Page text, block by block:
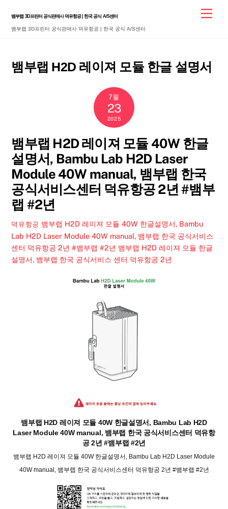
content
뱀부랩 3D프린터 공식판매사 덕유항공 | 한국 공식 A/S센터
뱀부랩 3D프린터 공식판매사 덕유항공 | 한국 공식 A/S센터
뱀부랩 H2D 레이져 모듈 한글 설명서
7월
23
2025
뱀부랩 H2D 레이져 모듈 40W 한글
설명서, Bambu Lab H2D Laser
Module 40W manual, 뱀부랩 한국
공식서비스센터 덕유항공 2년 #뱀부
랩 #2년
덕유항공 뱀부랩 H2D 레이져 모듈 40W 한글설명서, Bambu
Lab H2D Laser Module 40W manual, 뱀부랩 한국 공식서비스
센터 덕유항공 2년 #뱀부랩 #2년 뱀부랩 H2D 레이져 모듈 한글
설명서, 뱀부랩 한국 공식서비스 센터 덕유항공 2년
뱀부랩 H2D 레이져 모듈 40W 한글설명서, Bambu Lab H2D
Laser Module 40W manual, 뱀부랩 한국 공식서비스센터 덕유항
공 2년 #뱀부랩 #2년
뱀부랩 H2D 레이져 모듈 40W 한글설명서, Bambu Lab H2D Laser Module
40W manual, 뱀부랩 한국 공식서비스센터 덕유항공 2년 #뱀부랩 #2년